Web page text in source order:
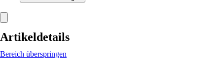
Artikeldetails
Bereich überspringen